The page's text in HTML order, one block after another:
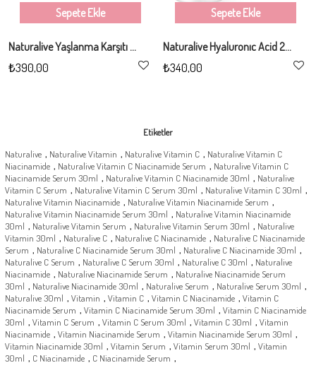
Naturalive Yaşlanma Karşıtı Serum 30ml
₺390,00
Sepete Ekle
Naturalive Hyaluronıc Acid 2% Serum 30ml
₺340,00
Sepete Ekle
Etiketler
Naturalive , Naturalive Vitamin , Naturalive Vitamin C , Naturalive Vitamin C
Niacinamide , Naturalive Vitamin C Niacinamide Serum , Naturalive Vitamin C
Niacinamide Serum 30ml , Naturalive Vitamin C Niacinamide 30ml , Naturalive
Vitamin C Serum , Naturalive Vitamin C Serum 30ml , Naturalive Vitamin C 30ml ,
Naturalive Vitamin Niacinamide , Naturalive Vitamin Niacinamide Serum ,
Naturalive Vitamin Niacinamide Serum 30ml , Naturalive Vitamin Niacinamide
30ml , Naturalive Vitamin Serum , Naturalive Vitamin Serum 30ml , Naturalive
Vitamin 30ml , Naturalive C , Naturalive C Niacinamide , Naturalive C Niacinamide
Serum , Naturalive C Niacinamide Serum 30ml , Naturalive C Niacinamide 30ml ,
Naturalive C Serum , Naturalive C Serum 30ml , Naturalive C 30ml , Naturalive
Niacinamide , Naturalive Niacinamide Serum , Naturalive Niacinamide Serum
30ml , Naturalive Niacinamide 30ml , Naturalive Serum , Naturalive Serum 30ml ,
Naturalive 30ml , Vitamin , Vitamin C , Vitamin C Niacinamide , Vitamin C
Niacinamide Serum , Vitamin C Niacinamide Serum 30ml , Vitamin C Niacinamide
30ml , Vitamin C Serum , Vitamin C Serum 30ml , Vitamin C 30ml , Vitamin
Niacinamide , Vitamin Niacinamide Serum , Vitamin Niacinamide Serum 30ml ,
Vitamin Niacinamide 30ml , Vitamin Serum , Vitamin Serum 30ml , Vitamin
30ml , C Niacinamide , C Niacinamide Serum ,